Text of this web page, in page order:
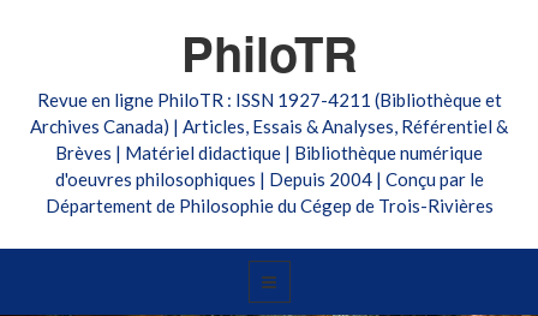
PhiloTR
Revue en ligne PhiloTR : ISSN 1927-4211 (Bibliothèque et
Archives Canada) | Articles, Essais & Analyses, Référentiel &
Brèves | Matériel didactique | Bibliothèque numérique
d'oeuvres philosophiques | Depuis 2004 | Conçu par le
Département de Philosophie du Cégep de Trois-Rivières